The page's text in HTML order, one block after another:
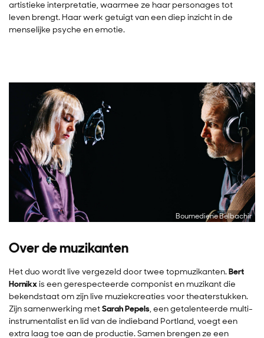
artistieke interpretatie, waarmee ze haar personages tot
leven brengt. Haar werk getuigt van een diep inzicht in de
menselijke psyche en emotie.
Boumediene Belbachir
Over de muzikanten
Het duo wordt live vergezeld door twee topmuzikanten.Bert
Hornikxis een gerespecteerde componist en muzikant die
bekendstaat om zijn live muziekcreaties voor theaterstukken.
Zijn samenwerking metSarah Pepels , een getalenteerde multi-
instrumentalist en lid van de indieband Portland, voegt een
extra laag toe aan de productie. Samen brengen ze een